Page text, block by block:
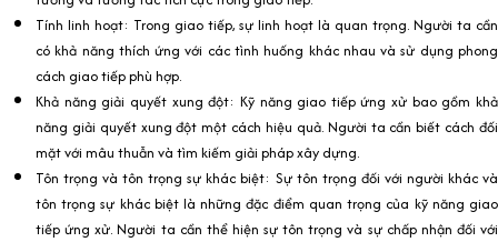
Tính linh hoạt: Trong giao tiếp, sự linh hoạt là quan trọng. Người ta cần
có khả năng thích ứng với các tình huống khác nhau và sử dụng phong
cách giao tiếp phù hợp.
Khả năng giải quyết xung đột: Kỹ năng giao tiếp ứng xử bao gồm khả
năng giải quyết xung đột một cách hiệu quả. Người ta cần biết cách đối
mặt với mâu thuẫn và tìm kiếm giải pháp xây dựng.
Tôn trọng và tôn trọng sự khác biệt: Sự tôn trọng đối với người khác và
tôn trọng sự khác biệt là những đặc điểm quan trọng của kỹ năng giao
tiếp ứng xử. Người ta cần thể hiện sự tôn trọng và sự chấp nhận đối với